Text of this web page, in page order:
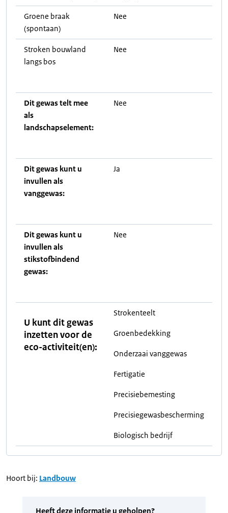
Groene braak
(spontaan)
Nee
Stroken bouwland
langs bos
Nee
Dit gewas telt mee
als
landschapselement:
Nee
Dit gewas kunt u
invullen als
vanggewas:
Ja
Dit gewas kunt u
invullen als
stikstofbindend
gewas:
Nee
U kunt dit gewas
inzetten voor de
eco-activiteit(en):
Strokenteelt
Groenbedekking
Onderzaai vanggewas
Fertigatie
Precisiebemesting
Precisiegewasbescherming
Biologisch bedrijf
Hoort bij: Landbouw